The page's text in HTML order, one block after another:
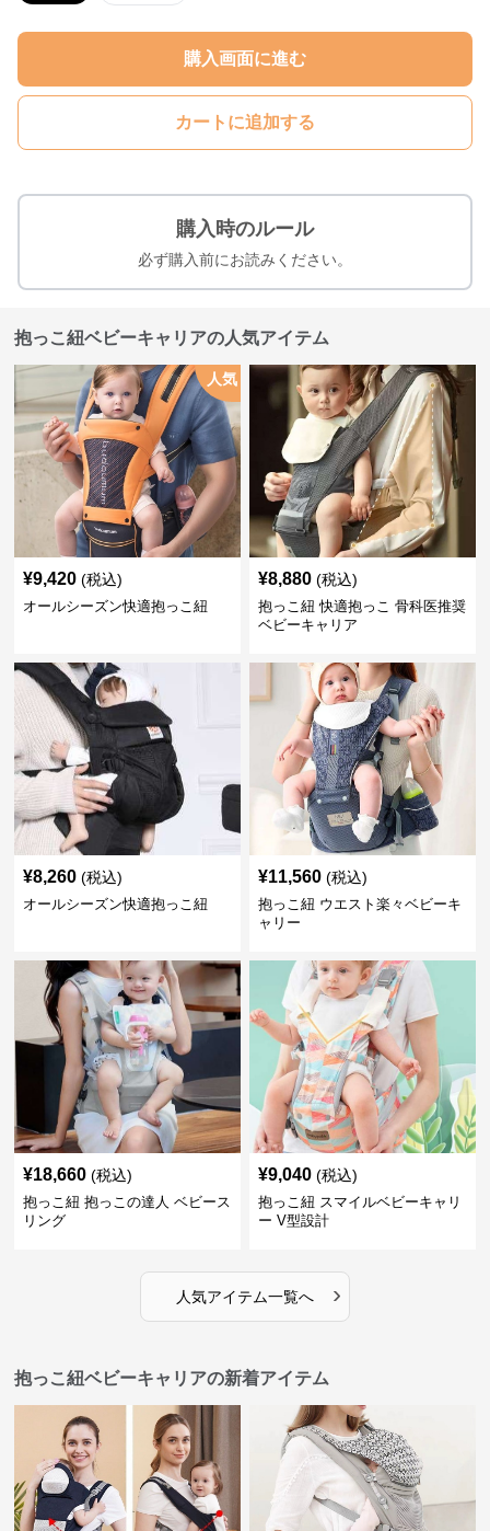
購入画面に進む
カートに追加する
購入時のルール
必ず購入前にお読みください。
抱っこ紐ベビーキャリアの人気アイテム
人気
¥9,420 (税込)
オールシーズン快適抱っこ紐
¥8,880 (税込)
抱っこ紐 快適抱っこ 骨科医推奨
ベビーキャリア
¥8,260 (税込)
オールシーズン快適抱っこ紐
¥11,560 (税込)
抱っこ紐 ウエスト楽々ベビーキ
ャリー
¥18,660 (税込)
抱っこ紐 抱っこの達人 ベビース
リング
¥9,040 (税込)
抱っこ紐 スマイルベビーキャリ
ー V型設計
人気アイテム一覧へ ›
抱っこ紐ベビーキャリアの新着アイテム